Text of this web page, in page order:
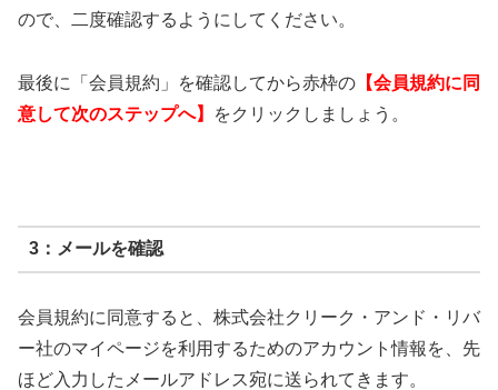
ので、二度確認するようにしてください。
最後に「会員規約」を確認してから赤枠の 【会員規約に同
意して次のステップへ】
をクリックしましょう。
3：メールを確認
会員規約に同意すると、株式会社クリーク・アンド・リバ
ー社のマイページを利用するためのアカウント情報を、先
ほど入力したメールアドレス宛に送られてきます。